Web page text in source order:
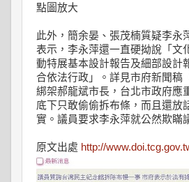
點圖放大
此外，簡余晏、張茂楠質疑李永
表示，李永萍還一直硬拗說「文
動特展基本設計報告及細部設計
合依法行政」。詳見市府新聞稿
綁架郝龍斌市長，台北市政府應
底下只敢偷偷拆布條，而且還放
實。議員要求李永萍就公然欺瞞
原文出處 http://